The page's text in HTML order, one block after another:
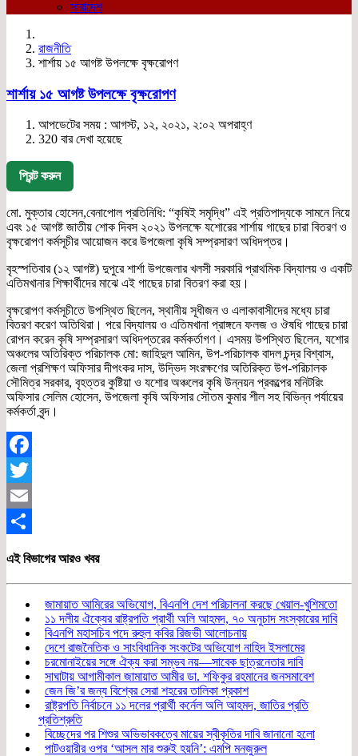
সারাদেশ
রাজনীতি
শার্শায় ১৫ আগষ্ট উপলক্ষে বৃক্ষরোপণ
শার্শায় ১৫ আগষ্ট উপলক্ষে বৃক্ষরোপণ
আপডেটের সময় : আগস্ট, ১২, ২০২১, ২:০২ অপরাহ্ণ
320 বার দেখা হয়েছে
প্রিন্ট করুন
মো. মুক্তার হোসেন,বেনাপোল প্রতিনিধি: “কৃষিই সমৃদ্ধি” এই প্রতিপাদ্যকে সামনে নিয়ে
এবং ১৫ আগষ্ট জাতীয় শোক দিবস ২০২১ উপলক্ষে যশোরের শার্শায় গাছের চারা বিতরণ ও
বৃক্ষরোপণ কর্মসূচীর আয়োজন করে উপজেলা কৃষি সম্প্রসারণ অধিদপ্তর।
বৃহস্পতিবার (১২ আগষ্ট) দুপুরে শার্শা উপজেলার খলসী সরকারি প্রাথমিক বিদ্যালয় ও একটি
এতিমখানার শিক্ষার্থীদের মাঝে এই গাছের চারা বিতরণ করা হয়।
বৃক্ষরোপণ কর্মসূচীতে উপস্থিত ছিলেন, স্থানীয় সূধীজন ও এলাকাবাসীদের মধ্যে চারা
বিতরণ করেণ অতিথিরা। পরে বিদ্যালয় ও এতিমখানা প্রাঙ্গনে ফলজ ও ঔষধি গাছের চারা
রোপন করেন কৃষি সম্প্রসারণ অধিদপ্তরের কর্মকর্তাগণ। এসময় উপস্থিত ছিলেন, যশোর
অঞ্চলের অতিরিক্ত পরিচালক মো: জাহিদুল আমিন, উপ-পরিচালক বাদল চন্দ্র বিশ্বাস,
জেলা প্রশিক্ষণ অফিসার দীপংকর দাস, উদ্ভিদ সংরক্ষণের অতিরিক্ত উপ-পরিচালক
সৌমিত্র সরকার, বৃহত্তর কুষ্টিয়া ও যশোর অঞ্চলের কৃষি উন্নয়ন প্রকল্পের মনিটরিং
অফিসার সেলিম হোসেন, উপজেলা কৃষি অফিসার সৌতম কুমার শীল সহ বিভিন্ন পর্যায়ের
কর্মকর্তা বৃন্দ।
Facebook
Twitter
Email
এই বিভাগের আরও খবর
জামায়াত আমিরের অভিযোগ, বিএনপি দেশ পরিচালনা করছে খেয়াল-খুশিমতো
১১ দলীয় ঐক্যের রাষ্ট্রপতি প্রার্থী অলি আহমদ, ৭০ অনুচাদ সংস্কারের দাবি
বিএনপি মহাসচিব পদে রুহুল কবির রিজভী আলোচনায়
দেশে রাজনৈতিক ও সাংবিধানিক সংকটের অভিযোগ নাহিদ ইসলামের
চরমোনাইয়ের সঙ্গে ঐক্য করা সম্ভব নয়—সাবেক ছাত্রনেতার দাবি
সাঘাটায় আগামীকাল জামায়াত আমীর ডা. শফিকুর রহমানের জনসমাবেশ
জেন জি’র জন্য বিশ্বের সেরা শহরের তালিকা প্রকাশ
রাষ্ট্রপতি নির্বাচনে ১১ দলের প্রার্থী কর্নেল অলি আহমদ, জাতির প্রতি
প্রতিশ্রুতি
বিচ্ছেদের পর শিশুর অভিভাবকত্বে মায়ের স্বীকৃতির দাবি জানানো হলো
পাটওয়ারীর ওপর ‘আসল মার শুরুই হয়নি’: এমপি মনজুরুল